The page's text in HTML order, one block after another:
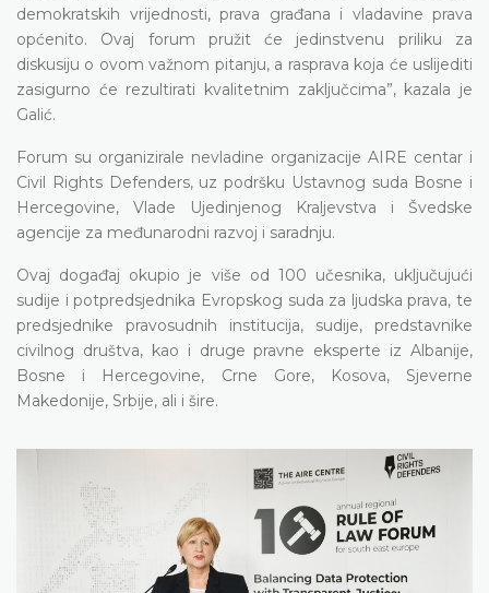
demokratskih vrijednosti, prava građana i vladavine prava
općenito. Ovaj forum pružit će jedinstvenu priliku za
diskusiju o ovom važnom pitanju, a rasprava koja će uslijediti
zasigurno će rezultirati kvalitetnim zaključcima”, kazala je
Galić.
Forum su organizirale nevladine organizacije AIRE centar i
Civil Rights Defenders, uz podršku Ustavnog suda Bosne i
Hercegovine, Vlade Ujedinjenog Kraljevstva i Švedske
agencije za međunarodni razvoj i saradnju.
Ovaj događaj okupio je više od 100 učesnika, uključujući
sudije i potpredsjednika Evropskog suda za ljudska prava, te
predsjednike pravosudnih institucija, sudije, predstavnike
civilnog društva, kao i druge pravne eksperte iz Albanije,
Bosne i Hercegovine, Crne Gore, Kosova, Sjeverne
Makedonije, Srbije, ali i šire.